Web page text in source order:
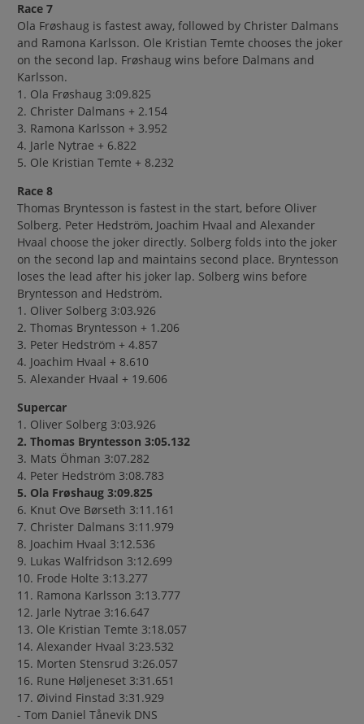
Race 7
Ola Frøshaug is fastest away, followed by Christer Dalmans
and Ramona Karlsson. Ole Kristian Temte chooses the joker
on the second lap. Frøshaug wins before Dalmans and
Karlsson.
1. Ola Frøshaug 3:09.825
2. Christer Dalmans + 2.154
3. Ramona Karlsson + 3.952
4. Jarle Nytrae + 6.822
5. Ole Kristian Temte + 8.232
Race 8
Thomas Bryntesson is fastest in the start, before Oliver
Solberg. Peter Hedström, Joachim Hvaal and Alexander
Hvaal choose the joker directly. Solberg folds into the joker
on the second lap and maintains second place. Bryntesson
loses the lead after his joker lap. Solberg wins before
Bryntesson and Hedström.
1. Oliver Solberg 3:03.926
2. Thomas Bryntesson + 1.206
3. Peter Hedström + 4.857
4. Joachim Hvaal + 8.610
5. Alexander Hvaal + 19.606
Supercar
1. Oliver Solberg 3:03.926
2. Thomas Bryntesson 3:05.132
3. Mats Öhman 3:07.282
4. Peter Hedström 3:08.783
5. Ola Frøshaug 3:09.825
6. Knut Ove Børseth 3:11.161
7. Christer Dalmans 3:11.979
8. Joachim Hvaal 3:12.536
9. Lukas Walfridson 3:12.699
10. Frode Holte 3:13.277
11. Ramona Karlsson 3:13.777
12. Jarle Nytrae 3:16.647
13. Ole Kristian Temte 3:18.057
14. Alexander Hvaal 3:23.532
15. Morten Stensrud 3:26.057
16. Rune Høljeneset 3:31.651
17. Øivind Finstad 3:31.929
- Tom Daniel Tånevik DNS